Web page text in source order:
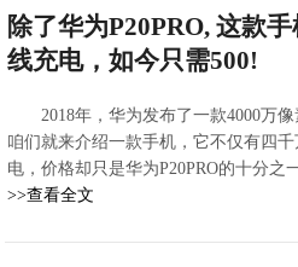
除了华为P20PRO, 这款
线充电，如今只需500!
2018年，华为发布了一款4000万
咱们就来介绍一款手机，它不仅有四
电，价格却只是华为P20PRO的十分之
>>查看全文